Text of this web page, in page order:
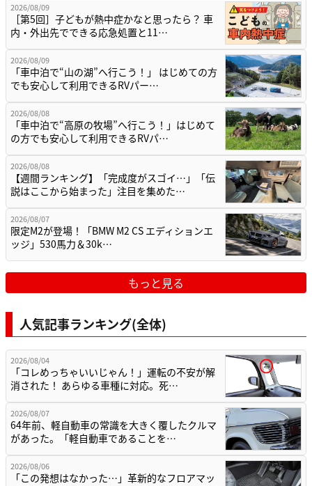
2026/08/09
［第5回］子どもが熱中症かなと思ったら？ 車
内・外出先でできる応急処置と11…
2026/08/09
「車中泊で“山の湖”へ行こう！」 はじめての方
でも安心して利用できるRVパー…
2026/08/08
「車中泊で“高原の牧場”へ行こう！」はじめて
の方でも安心して利用できるRVパ…
2026/08/08
【週間ランキング】「完成度がスゴイ…」「伝
説はここから始まった」注目を集めた…
2026/08/07
限定M2が登場！「BMW M2 CS エディションエ
ッジ」530馬力＆30k…
もっと見る
人気記事ランキング(全体)
2026/08/04
「コレめっちゃいいじゃん！」運転の不安が解
消された！ あらゆる車種に対応。死…
2026/08/07
64年前、軽自動車の常識を大きく覆したクルマ
があった。「軽自動車であることを…
2026/08/06
「この発想はなかった…」革新的なフロアマッ